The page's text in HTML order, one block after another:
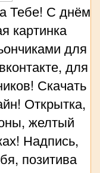
Тебе! С днём
картинка
для
для
Скачать
Открытка,
желтый
Надпись,
позитива